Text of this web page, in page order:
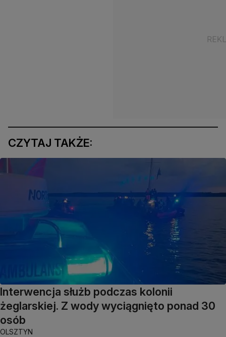
CZYTAJ TAKŻE:
Interwencja służb podczas kolonii
żeglarskiej. Z wody wyciągnięto ponad 30
osób
OLSZTYN